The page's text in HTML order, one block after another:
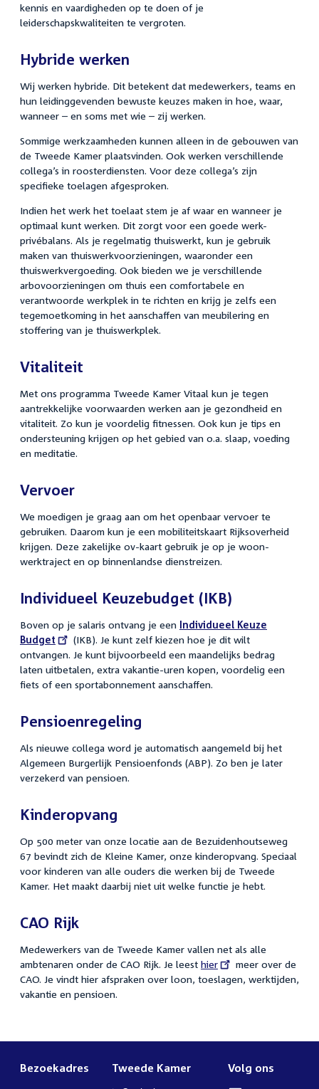
kennis en vaardigheden op te doen of je
leiderschapskwaliteiten te vergroten.
Hybride werken
Wij werken hybride. Dit betekent dat medewerkers, teams en
hun leidinggevenden bewuste keuzes maken in hoe, waar,
wanneer – en soms met wie – zij werken.
Sommige werkzaamheden kunnen alleen in de gebouwen van
de Tweede Kamer plaatsvinden. Ook werken verschillende
collega’s in roosterdiensten. Voor deze collega’s zijn
specifieke toelagen afgesproken.
Indien het werk het toelaat stem je af waar en wanneer je
optimaal kunt werken. Dit zorgt voor een goede werk-
privébalans. Als je regelmatig thuiswerkt, kun je gebruik
maken van thuiswerkvoorzieningen, waaronder een
thuiswerkvergoeding. Ook bieden we je verschillende
arbovoorzieningen om thuis een comfortabele en
verantwoorde werkplek in te richten en krijg je zelfs een
tegemoetkoming in het aanschaffen van meubilering en
stoffering van je thuiswerkplek.
Vitaliteit
Met ons programma Tweede Kamer Vitaal kun je tegen
aantrekkelijke voorwaarden werken aan je gezondheid en
vitaliteit. Zo kun je voordelig fitnessen. Ook kun je tips en
ondersteuning krijgen op het gebied van o.a. slaap, voeding
en meditatie.
Vervoer
We moedigen je graag aan om het openbaar vervoer te
gebruiken. Daarom kun je een mobiliteitskaart Rijksoverheid
krijgen. Deze zakelijke ov-kaart gebruik je op je woon-
werktraject en op binnenlandse dienstreizen.
Individueel Keuzebudget (IKB)
Boven op je salaris ontvang je een Externe
link:
Individueel Keuze
Budget
(IKB). Je kunt zelf kiezen hoe je dit wilt
ontvangen. Je kunt bijvoorbeeld een maandelijks bedrag
laten uitbetalen, extra vakantie-uren kopen, voordelig een
fiets of een sportabonnement aanschaffen.
Pensioenregeling
Als nieuwe collega word je automatisch aangemeld bij het
Algemeen Burgerlijk Pensioenfonds (ABP). Zo ben je later
verzekerd van pensioen.
Kinderopvang
Op 500 meter van onze locatie aan de Bezuidenhoutseweg
67 bevindt zich de Kleine Kamer, onze kinderopvang. Speciaal
voor kinderen van alle ouders die werken bij de Tweede
Kamer. Het maakt daarbij niet uit welke functie je hebt.
CAO Rijk
Medewerkers van de Tweede Kamer vallen net als alle
ambtenaren onder de CAO Rijk. Je leest Externe
link:
hier
meer over de
CAO. Je vindt hier afspraken over loon, toeslagen, werktijden,
vakantie en pensioen.
Bezoekadres Tweede Kamer Volg ons